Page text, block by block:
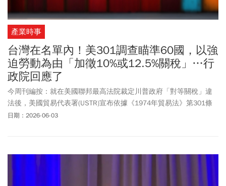
產業時事
台灣在名單內！美301調查瞄準60國，以強
迫勞動為由「加徵10%或12.5%關稅」…行
政院回應了
今周刊編按：就在美國聯邦最高法院裁定川普政府「對等關稅」違
法後，美國貿易代表署(USTR)宣布依據《1974年貿易法》第301條
展開的強迫勞動調查建議方案，擬對包括台灣在內約60個貿易夥伴
日期：2026-06-03